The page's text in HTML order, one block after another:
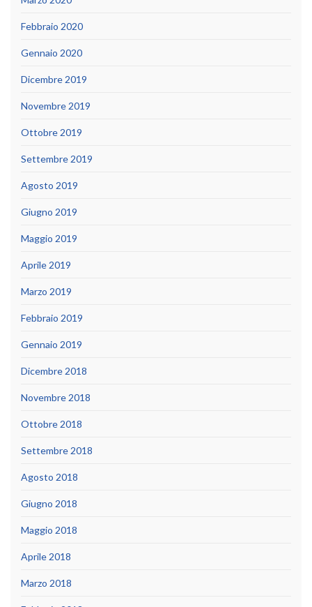
Febbraio 2020
Gennaio 2020
Dicembre 2019
Novembre 2019
Ottobre 2019
Settembre 2019
Agosto 2019
Giugno 2019
Maggio 2019
Aprile 2019
Marzo 2019
Febbraio 2019
Gennaio 2019
Dicembre 2018
Novembre 2018
Ottobre 2018
Settembre 2018
Agosto 2018
Giugno 2018
Maggio 2018
Aprile 2018
Marzo 2018